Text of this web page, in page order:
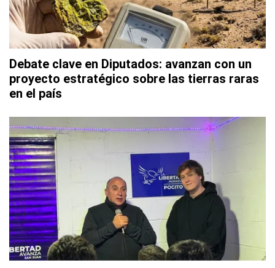
Debate clave en Diputados: avanzan con un
proyecto estratégico sobre las tierras raras
en el país